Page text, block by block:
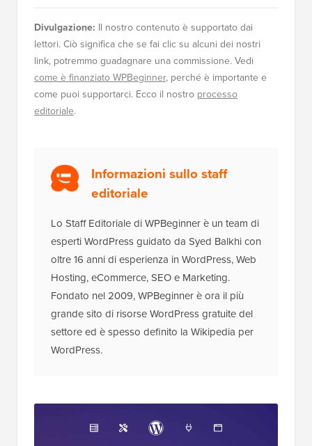
Divulgazione: Il nostro contenuto è supportato dai
lettori. Ciò significa che se fai clic su alcuni dei nostri
link, potremmo guadagnare una commissione. Vedi
come è finanziato WPBeginner, perché è importante e
come puoi supportarci. Ecco il nostro processo
editoriale.
Informazioni sullo staff
editoriale
Lo Staff Editoriale di WPBeginner è un team di
esperti WordPress guidato da Syed Balkhi con
oltre 16 anni di esperienza in WordPress, Web
Hosting, eCommerce, SEO e Marketing.
Fondato nel 2009, WPBeginner è ora il più
grande sito di risorse WordPress gratuite del
settore ed è spesso definito la Wikipedia per
WordPress.